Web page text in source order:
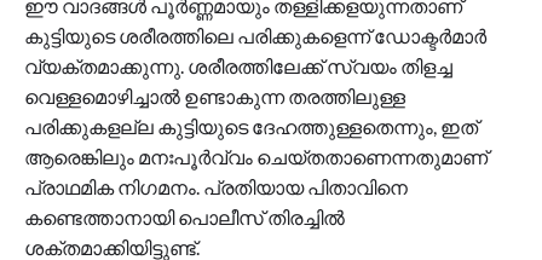
ഈ വാദങ്ങള്‍ പൂര്‍ണ്ണമായും തള്ളിക്കളയുന്നതാണ്
കുട്ടിയുടെ ശരീരത്തിലെ പരിക്കുകളെന്ന് ഡോക്ടര്‍മാര്‍
വ്യക്തമാക്കുന്നു. ശരീരത്തിലേക്ക് സ്വയം തിളച്ച
വെള്ളമൊഴിച്ചാല്‍ ഉണ്ടാകുന്ന തരത്തിലുള്ള
പരിക്കുകളല്ല കുട്ടിയുടെ ദേഹത്തുള്ളതെന്നും, ഇത്
ആരെങ്കിലും മനഃപൂര്‍വ്വം ചെയ്തതാണെന്നതുമാണ്
പ്രാഥമിക നിഗമനം. പ്രതിയായ പിതാവിനെ
കണ്ടെത്താനായി പൊലീസ് തിരച്ചില്‍
ശക്തമാക്കിയിട്ടുണ്ട്.